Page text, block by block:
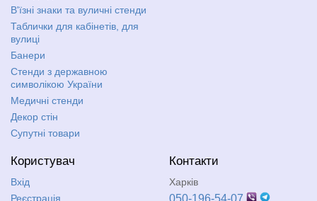
В'їзні знаки та вуличні стенди
Таблички для кабінетів, для
вулиці
Банери
Стенди з державною
символікою України
Медичні стенди
Декор стін
Супутні товари
Користувач
Вхід
Реєстрація
Контакти
Харків
050-196-54-07